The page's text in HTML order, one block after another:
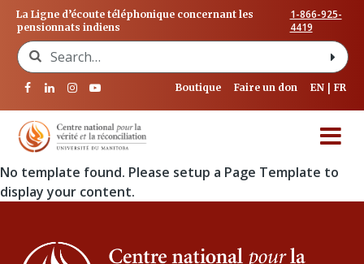
La Ligne d’écoute téléphonique concernant les
pensionnats indiens
1-866-925-
4419
Search for:
Boutique Faire un don EN FR
No template found. Please setup a Page Template to
display your content.